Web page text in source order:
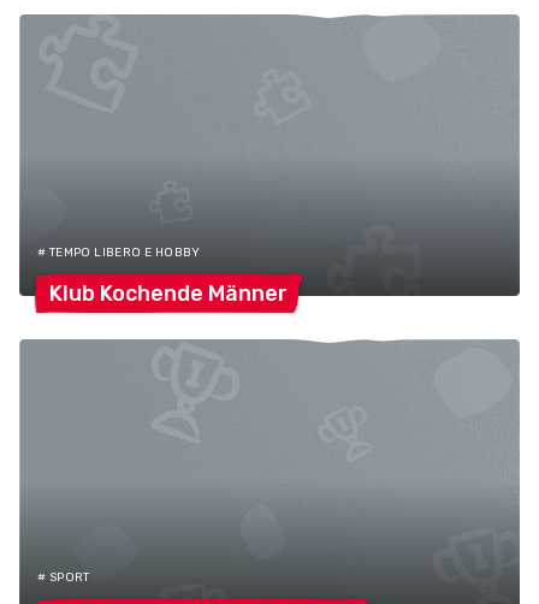
# TEMPO LIBERO E HOBBY
Klub Kochende Männer
# SPORT